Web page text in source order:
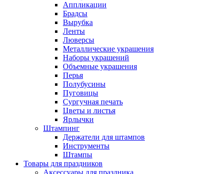
Аппликации
Брадсы
Вырубка
Ленты
Люверсы
Металлические украшения
Наборы украшений
Объемные украшения
Перья
Полубусины
Пуговицы
Сургучная печать
Цветы и листья
Ярлычки
Штампинг
Держатели для штампов
Инструменты
Штампы
Товары для праздников
Аксессуары для праздника